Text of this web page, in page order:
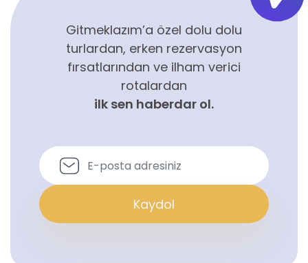
Gitmeklazım’a özel dolu dolu
turlardan, erken rezervasyon
fırsatlarından ve ilham verici
rotalardan
ilk sen haberdar ol.
Kaydol